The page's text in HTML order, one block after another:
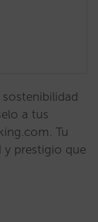
a tus
Tu
y prestigio que